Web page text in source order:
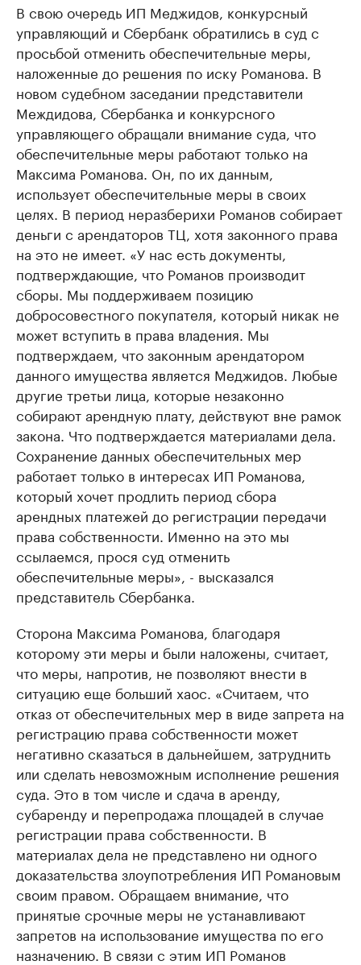
В свою очередь ИП Меджидов, конкурсный
управляющий и Сбербанк обратились в суд с
просьбой отменить обеспечительные меры,
наложенные до решения по иску Романова. В
новом судебном заседании представители
Междидова, Сбербанка и конкурсного
управляющего обращали внимание суда, что
обеспечительные меры работают только на
Максима Романова. Он, по их данным,
использует обеспечительные меры в своих
целях. В период неразберихи Романов собирает
деньги с арендаторов ТЦ, хотя законного права
на это не имеет. «У нас есть документы,
подтверждающие, что Романов производит
сборы. Мы поддерживаем позицию
добросовестного покупателя, который никак не
может вступить в права владения. Мы
подтверждаем, что законным арендатором
данного имущества является Меджидов. Любые
другие третьи лица, которые незаконно
собирают арендную плату, действуют вне рамок
закона. Что подтверждается материалами дела.
Сохранение данных обеспечительных мер
работает только в интересах ИП Романова,
который хочет продлить период сбора
арендных платежей до регистрации передачи
права собственности. Именно на это мы
ссылаемся, прося суд отменить
обеспечительные меры», - высказался
представитель Сбербанка.
Сторона Максима Романова, благодаря
которому эти меры и были наложены, считает,
что меры, напротив, не позволяют внести в
ситуацию еще больший хаос. «Считаем, что
отказ от обеспечительных мер в виде запрета на
регистрацию права собственности может
негативно сказаться в дальнейшем, затруднить
или сделать невозможным исполнение решения
суда. Это в том числе и сдача в аренду,
субаренду и перепродажа площадей в случае
регистрации права собственности. В
материалах дела не представлено ни одного
доказательства злоупотребления ИП Романовым
своим правом. Обращаем внимание, что
принятые срочные меры не устанавливают
запретов на использование имущества по его
назначению. В связи с этим ИП Романов